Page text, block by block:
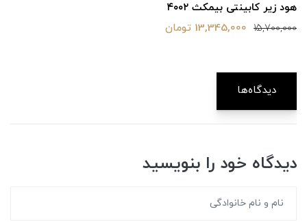
هود زیر کابینتی بیمکث ۴۰۰۲
15,700,000 13,345,000 تومان
دیدگاه‌ها
دیدگاه خود را بنویسید